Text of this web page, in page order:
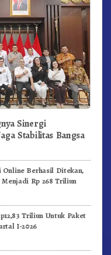
Sinergi
Stabilitas Bangsa
Online Berhasil Ditekan,
Rp 268 Triliun
Triliun Untuk Paket
I-2026